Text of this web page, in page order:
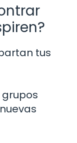
tus